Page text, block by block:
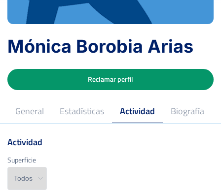
Mónica Borobia Arias
General Estadísticas Actividad Biografía
Reclamar perfil
Superficie
Actividad
Superficie